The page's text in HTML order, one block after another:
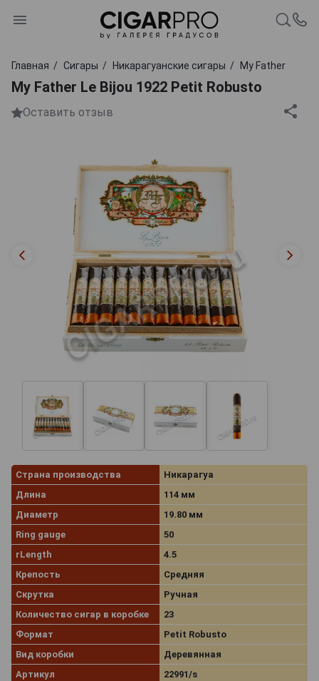
Главная Сигары Никарагуанские сигары My Father
My Father Le Bijou 1922 Petit Robusto
Оставить отзыв
Страна производства
Никарагуа
Длина
114 мм
Диаметр
19.80 мм
Ring gauge
50
rLength
4.5
Крепость
Средняя
Скрутка
Ручная
Количество сигар в коробке
23
Формат
Petit Robusto
Вид коробки
Деревянная
Артикул
22991/s